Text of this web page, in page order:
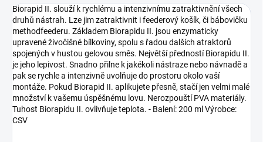
Biorapid II. slouží k rychlému a intenzivnímu zatraktivnění všech
druhů nástrah. Lze jim zatraktivnit i feederový košík, či bábovičku
methodfeederu. Základem Biorapidu II. jsou enzymaticky
upravené živočišné bílkoviny, spolu s řadou dalších atraktorů
spojených v hustou gelovou směs. Největší předností Biorapidu II.
je jeho lepivost. Snadno přilne k jakékoli nástraze nebo návnadě a
pak se rychle a intenzivně uvolňuje do prostoru okolo vaší
montáže. Pokud Biorapid II. aplikujete přesně, stačí jen velmi malé
množství k vašemu úspěšnému lovu. Nerozpouští PVA materiály.
Tuhost Biorapidu II. ovlivňuje teplota. - Balení: 200 ml Výrobce:
CSV